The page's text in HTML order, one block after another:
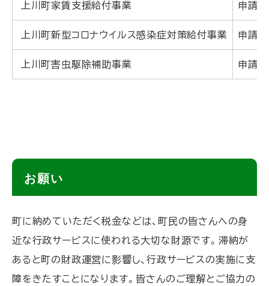
上川町家賃支援給付事業 申請
上川町新型コロナウイルス感染症対策給付事業 申請
上川町害虫駆除補助事業 申請者
に
戻
る
お願い
町に納めていただく税金などは、町民の皆さんへの身
近な行政サービスに使われる大切な財源です。滞納が
あると町の財政運営に影響し、行政サービスの実施に支
障をきたすことになります。皆さんのご理解とご協力の